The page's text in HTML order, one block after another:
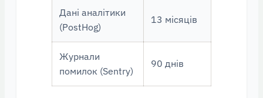
Дані аналітики
(PostHog)
13 місяців
Журнали
помилок (Sentry)
90 днів